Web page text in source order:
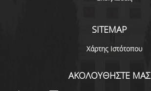
ΜΕΤΑΠΤΥΧΙΑΚΕΣ ΣΠΟΥΔΕΣ
SITEMAP
Χάρτης Ιστότοπου
ΑΚΟΛΟΥΘΗΣΤΕ ΜΑΣ